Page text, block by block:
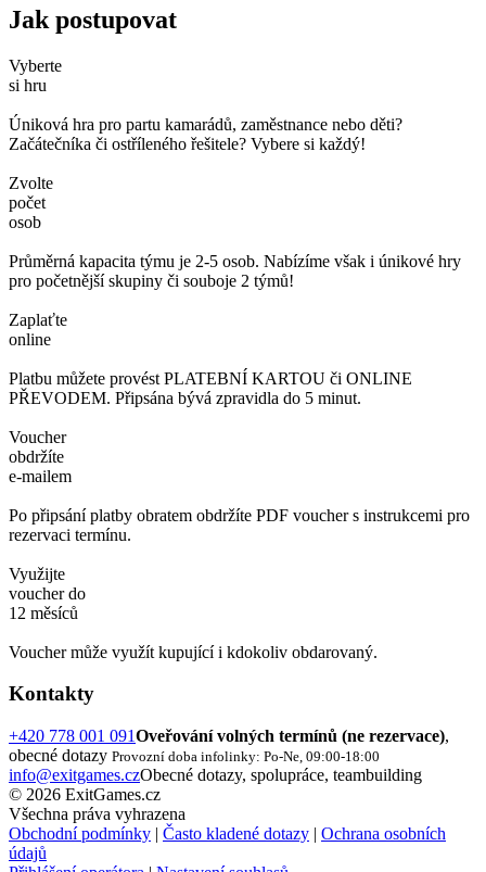
Jak postupovat
Vyberte
si hru
Úniková hra pro partu kamarádů, zaměstnance nebo děti?
Začátečníka či ostříleného řešitele? Vybere si každý!
Zvolte
počet
osob
Průměrná kapacita týmu je 2-5 osob. Nabízíme však i únikové hry
pro početnější skupiny či souboje 2 týmů!
Zaplaťte
online
Platbu můžete provést PLATEBNÍ KARTOU či ONLINE
PŘEVODEM. Připsána bývá zpravidla do 5 minut.
Voucher
obdržíte
e-mailem
Po připsání platby obratem obdržíte PDF voucher s instrukcemi pro
rezervaci termínu.
Využijte
voucher do
12 měsíců
Voucher může využít kupující i kdokoliv obdarovaný.
Kontakty
+420 778 001 091Oveřování volných termínů (ne rezervace),
obecné dotazy Provozní doba infolinky: Po-Ne, 09:00-18:00
info@exitgames.czObecné dotazy, spolupráce, teambuilding
© 2026 ExitGames.cz
Všechna práva vyhrazena
Obchodní podmínky | Často kladené dotazy | Ochrana osobních
údajů